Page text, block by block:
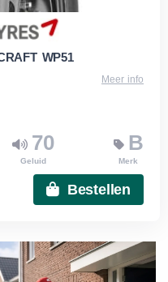
WP51
Meer info
70
Geluid
B
Merk
Bestellen